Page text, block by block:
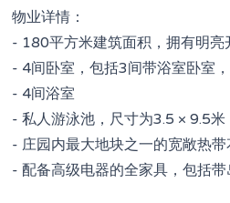
物业详情：
- 180平方米建筑面积，拥有明
- 4间卧室，包括3间带浴室卧室
- 4间浴室
- 私人游泳池，尺寸为3.5 × 9.5米
- 庄园内最大地块之一的宽敞热带
- 配备高级电器的全家具，包括